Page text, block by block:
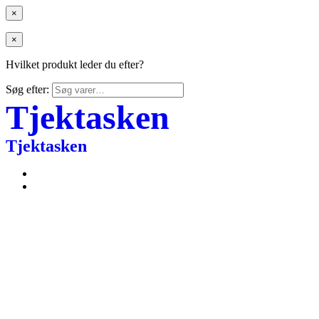
×
×
Hvilket produkt leder du efter?
Søg efter:
Tjektasken
Tjektasken